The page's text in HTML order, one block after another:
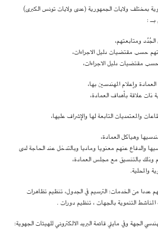
التونسيين 20 هيئة جهوية بمختلف ولايات الجمهورية (عدى ولايات تونس الكبرى)
بـ :
ومتابعتهم،
حسب مقتضيات دليل الاجراءات،
مقتضيات دليل الاجراءات،
وإعلام المهندسين بها،
ذات علاقة بأهداف العمادة،
والمعتمديات التابعة لها والإشراف عليها،
وهياكل العمادة،
والدفاع عنهم معنويا وماديا وبالتدخل عند الحاجة لدى
وذلك بالتنسيق مع مجلس العمادة،
والمحلية.
عددا من الخدمات: الترسيم في الجدول، تنظيم تظاهرات
التنموية بالجهات ، تنظيم دورات .
وفي مايلي قائمة البريد الالكتروني للهيئات الجهوية: